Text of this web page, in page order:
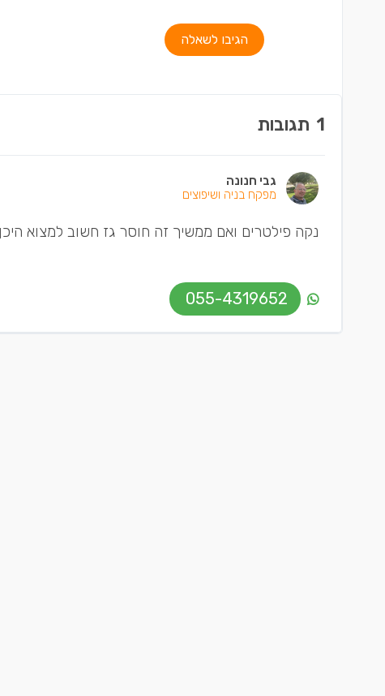
הגיבו לשאלה
1 תגובות
גבי חנונה
מפקח בניה ושיפוצים
נקה פילטרים ואם ממשיך זה חוסר גז חשוב למצוא
055-4319652